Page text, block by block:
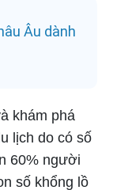
Âu dành
khám phá
lịch do có số
60% người
số khổng lồ